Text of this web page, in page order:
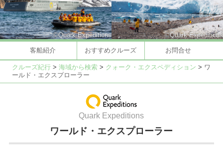
©Quark Expeditions ©Quark Expeditions
客船紹介 おすすめクルーズ お問合せ
クルーズ紀行> 海域から検索> クォーク・エクスペディション > ワ
ールド・エクスプローラー
Quark Expeditions
ワールド・エクスプローラー